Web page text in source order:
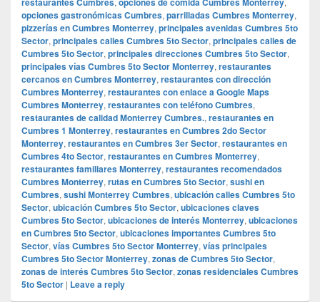
opciones gastronómicas Cumbres, parrilladas Cumbres Monterrey,
pizzerías en Cumbres Monterrey, principales avenidas Cumbres 5to
Sector, principales calles Cumbres 5to Sector, principales calles de
Cumbres 5to Sector, principales direcciones Cumbres 5to Sector,
principales vías Cumbres 5to Sector Monterrey, restaurantes
cercanos en Cumbres Monterrey, restaurantes con dirección
Cumbres Monterrey, restaurantes con enlace a Google Maps
Cumbres Monterrey, restaurantes con teléfono Cumbres,
restaurantes de calidad Monterrey Cumbres., restaurantes en
Cumbres 1 Monterrey, restaurantes en Cumbres 2do Sector
Monterrey, restaurantes en Cumbres 3er Sector, restaurantes en
Cumbres 4to Sector, restaurantes en Cumbres Monterrey,
restaurantes familiares Monterrey, restaurantes recomendados
Cumbres Monterrey, rutas en Cumbres 5to Sector, sushi en
Cumbres, sushi Monterrey Cumbres, ubicación calles Cumbres 5to
Sector, ubicación Cumbres 5to Sector, ubicaciones claves
Cumbres 5to Sector, ubicaciones de interés Monterrey, ubicaciones
en Cumbres 5to Sector, ubicaciones importantes Cumbres 5to
Sector, vías Cumbres 5to Sector Monterrey, vías principales
Cumbres 5to Sector Monterrey, zonas de Cumbres 5to Sector,
zonas de interés Cumbres 5to Sector, zonas residenciales Cumbres
5to Sector | Leave a reply